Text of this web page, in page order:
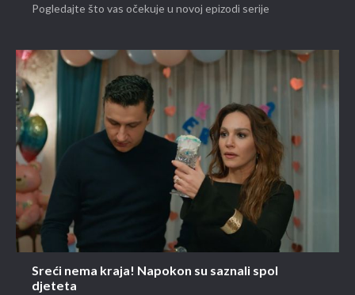
Pogledajte što vas očekuje u novoj epizodi serije
Sreći nema kraja! Napokon su saznali spol
djeteta